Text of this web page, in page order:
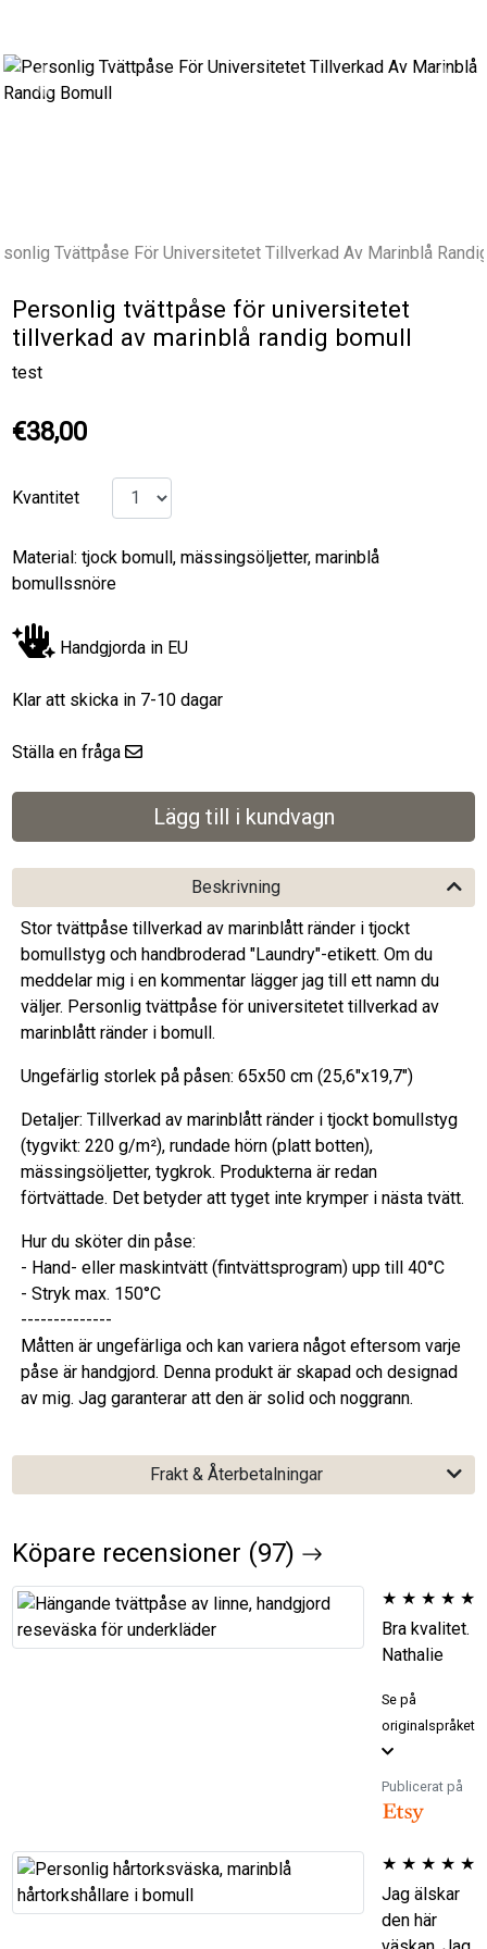
Previous
Personlig tvättpåse för universitetet
tillverkad av marinblå randig bomull
test
€38,00
Kvantitet
Material: tjock bomull, mässingsöljetter, marinblå
bomullssnöre
Handgjorda in EU
Klar att skicka in 7-10 dagar
Ställa en fråga
Beskrivning
Stor tvättpåse tillverkad av marinblått ränder i tjockt
bomullstyg och handbroderad "Laundry"-etikett. Om du
meddelar mig i en kommentar lägger jag till ett namn du
väljer. Personlig tvättpåse för universitetet tillverkad av
marinblått ränder i bomull.
Ungefärlig storlek på påsen: 65x50 cm (25,6"x19,7")
Detaljer: Tillverkad av marinblått ränder i tjockt bomullstyg
(tygvikt: 220 g/m²), rundade hörn (platt botten),
mässingsöljetter, tygkrok. Produkterna är redan
förtvättade. Det betyder att tyget inte krymper i nästa tvätt.
Hur du sköter din påse:
- Hand- eller maskintvätt (fintvättsprogram) upp till 40°C
- Stryk max. 150°C
--------------
Måtten är ungefärliga och kan variera något eftersom varje
påse är handgjord. Denna produkt är skapad och designad
av mig. Jag garanterar att den är solid och noggrann.
Frakt & Återbetalningar
Köpare recensioner (97)
★ ★ ★ ★ ★
Bra kvalitet.
Nathalie
Se på
originalspråket
Publicerat på
★ ★ ★ ★ ★
Jag älskar
den här